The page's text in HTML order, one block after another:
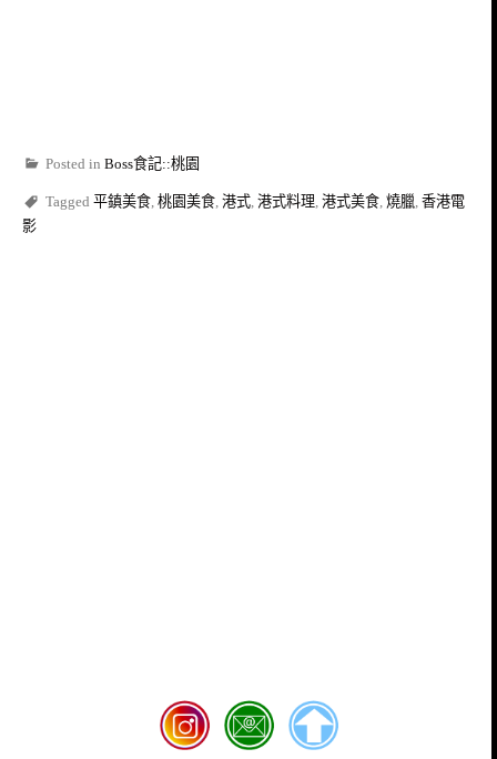
Posted in Boss食記::桃園
Tagged 平鎮美食, 桃園美食, 港式, 港式料理, 港式美食, 燒臘, 香港電
影